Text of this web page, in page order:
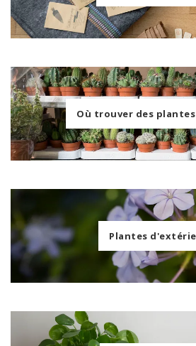
Où trouver des plantes
Plantes